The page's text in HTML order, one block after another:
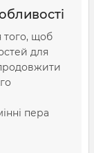
того, щоб
для
пера